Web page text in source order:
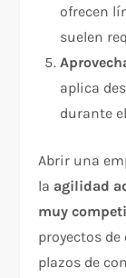
ofrecen
suelen
aplica
durante
Abrir una
la agilidad
muy
proyectos
plazos de